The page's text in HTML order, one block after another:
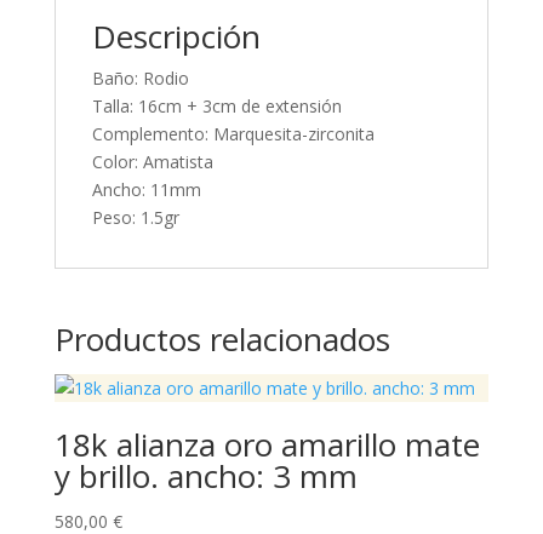
Descripción
Baño: Rodio
Talla: 16cm + 3cm de extensión
Complemento: Marquesita-zirconita
Color: Amatista
Ancho: 11mm
Peso: 1.5gr
Productos relacionados
18k alianza oro amarillo mate
y brillo. ancho: 3 mm
580,00 €